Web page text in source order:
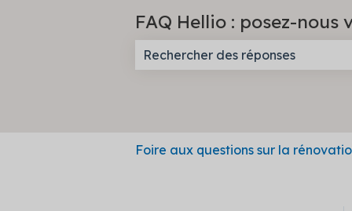
FAQ Hellio : posez-nous
Foire aux questions sur la